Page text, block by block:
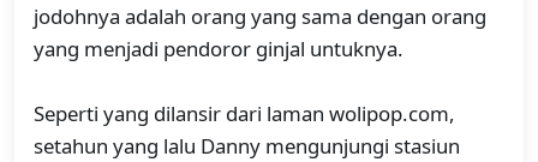
jodohnya adalah orang yang sama dengan orang
yang menjadi pendoror ginjal untuknya.
Seperti yang dilansir dari laman wolipop.com,
setahun yang lalu Danny mengunjungi stasiun